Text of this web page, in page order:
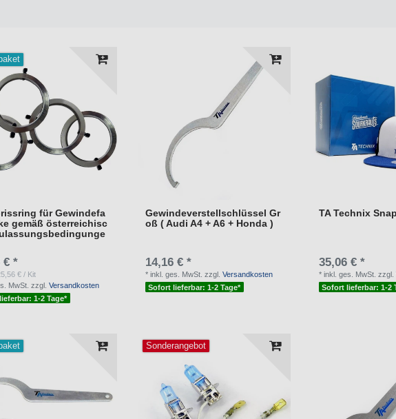
für Gewindefa
gemäß österreichisc
€ *
€ / Kit
MwSt. zzgl.Versandkosten
1-2 Tage*
Gewindeverstellschlüssel Gr
oß ( Audi A4 + A6 + Honda )
14,16 € *
*inkl. ges. MwSt. zzgl.Versandkosten
Sofort lieferbar: 1-2 Tage*
TA Technix
35,06 € *
*inkl. ges. MwSt. zzgl.
Sofort lieferbar: 1-2
Sonderangebot